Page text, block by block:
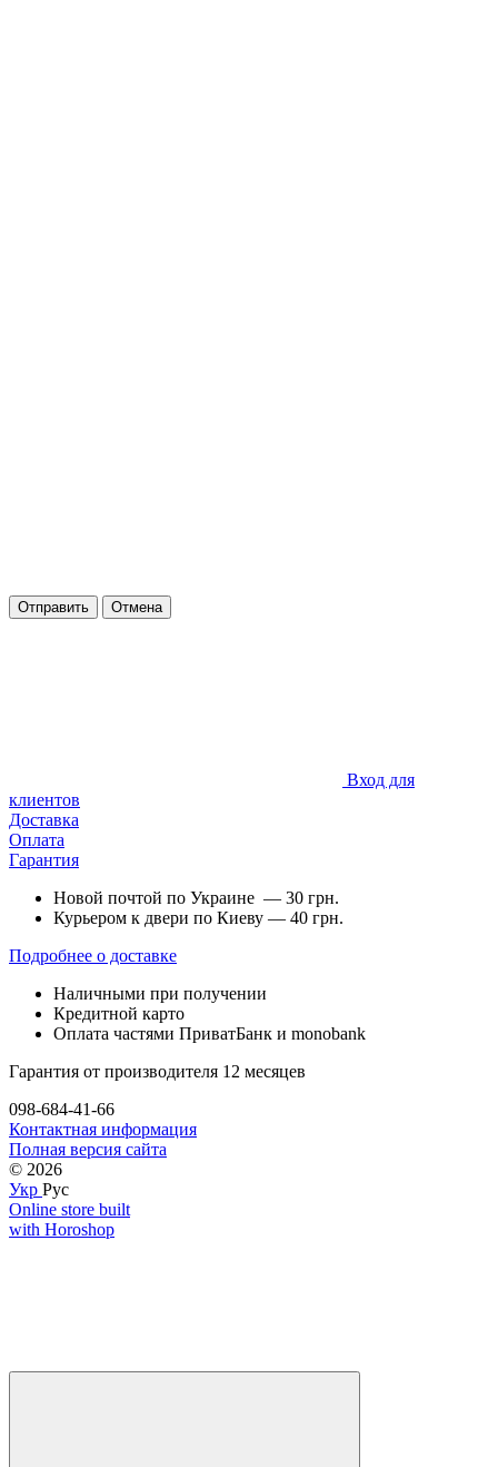
Отправить Отмена
Вход для
клиентов
Доставка
Оплата
Гарантия
Новой почтой по Украине — 30 грн.
Курьером к двери по Киеву — 40 грн.
Подробнее о доставке
Наличными при получении
Кредитной карто
Оплата частями ПриватБанк и monobank
Гарантия от производителя 12 месяцев
098-684-41-66
Контактная информация
Полная версия сайта
© 2026
Укр Рус
Online store built
with Horoshop